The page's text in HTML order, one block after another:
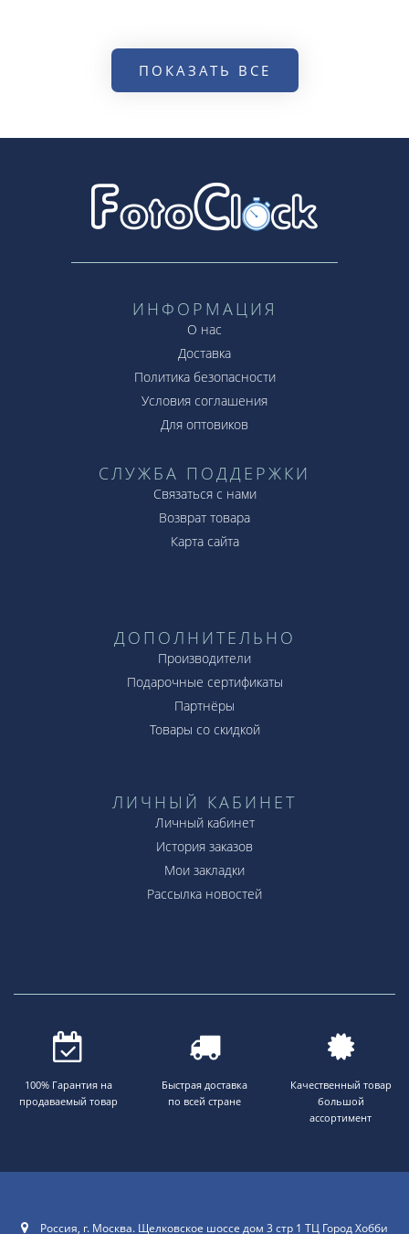
ПОКАЗАТЬ ВСЕ
ИНФОРМАЦИЯ
О нас
Доставка
Политика безопасности
Условия соглашения
Для оптовиков
СЛУЖБА ПОДДЕРЖКИ
Связаться с нами
Возврат товара
Карта сайта
ДОПОЛНИТЕЛЬНО
Производители
Подарочные сертификаты
Партнёры
Товары со скидкой
ЛИЧНЫЙ КАБИНЕТ
Личный кабинет
История заказов
Мои закладки
Рассылка новостей
100% Гарантия на
продаваемый товар
Быстрая доставка
по всей стране
Качественный товар
большой
ассортимент
Россия, г. Москва. Щелковское шоссе дом 3 стр 1 ТЦ Город Хобби